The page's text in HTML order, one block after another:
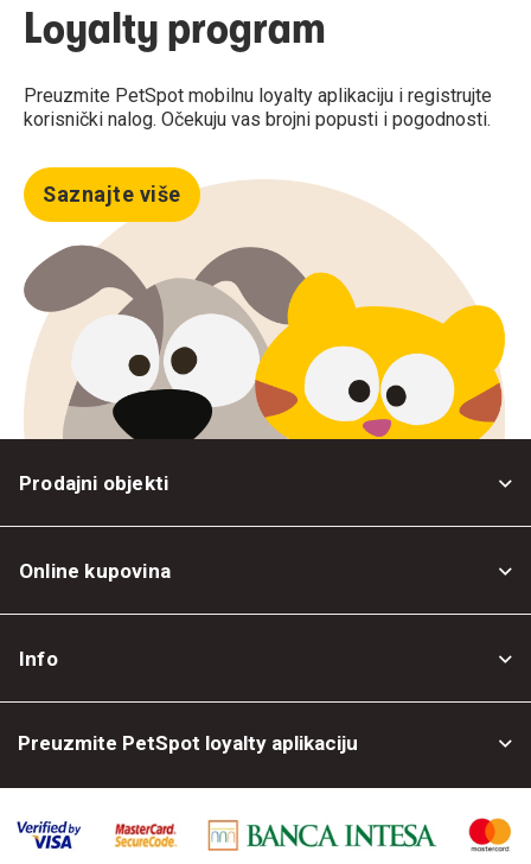
Loyalty program
Preuzmite PetSpot mobilnu loyalty aplikaciju i registrujte
korisnički nalog. Očekuju vas brojni popusti i pogodnosti.
Saznajte više
Prodajni objekti
Online kupovina
Info
Preuzmite PetSpot loyalty aplikaciju